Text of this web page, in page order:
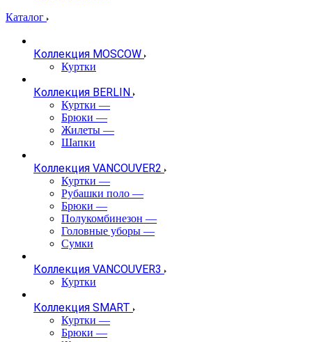
Каталог
Коллекция MOSCOW
Куртки
Коллекция BERLIN
Куртки —
Брюки —
Жилеты —
Шапки
Коллекция VANCOUVER2
Куртки —
Рубашки поло —
Брюки —
Полукомбинезон —
Головные уборы —
Сумки
Коллекция VANCOUVER3
Куртки
Коллекция SMART
Куртки —
Брюки —